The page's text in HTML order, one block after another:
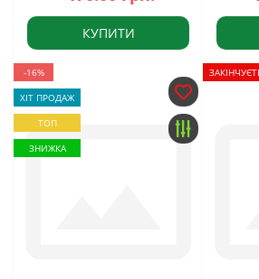
КУПИТИ
-16%
ХІТ ПРОДАЖ
ТОП
ЗНИЖКА